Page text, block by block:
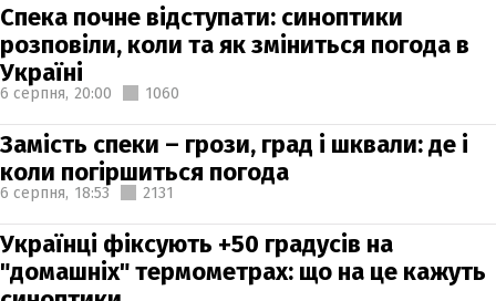
Спека почне відступати: синоптики
розповіли, коли та як зміниться погода в
Україні
6 серпня, 20:00 1060
Замість спеки – грози, град і шквали: де і
коли погіршиться погода
6 серпня, 18:53 2131
Українці фіксують +50 градусів на
"домашніх" термометрах: що на це кажуть